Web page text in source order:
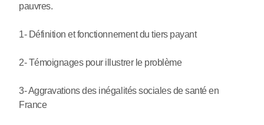
pauvres.
1- Définition et fonctionnement du tiers payant
2- Témoignages pour illustrer le problème
3- Aggravations des inégalités sociales de santé en
France